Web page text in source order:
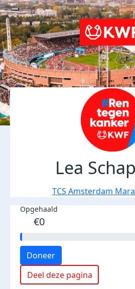
Lea
TCS Amsterdam
Opgehaald
€0
Doneer
Deel deze pagina